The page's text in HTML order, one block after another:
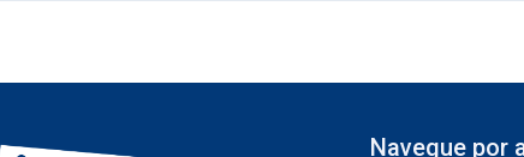
Navegue por